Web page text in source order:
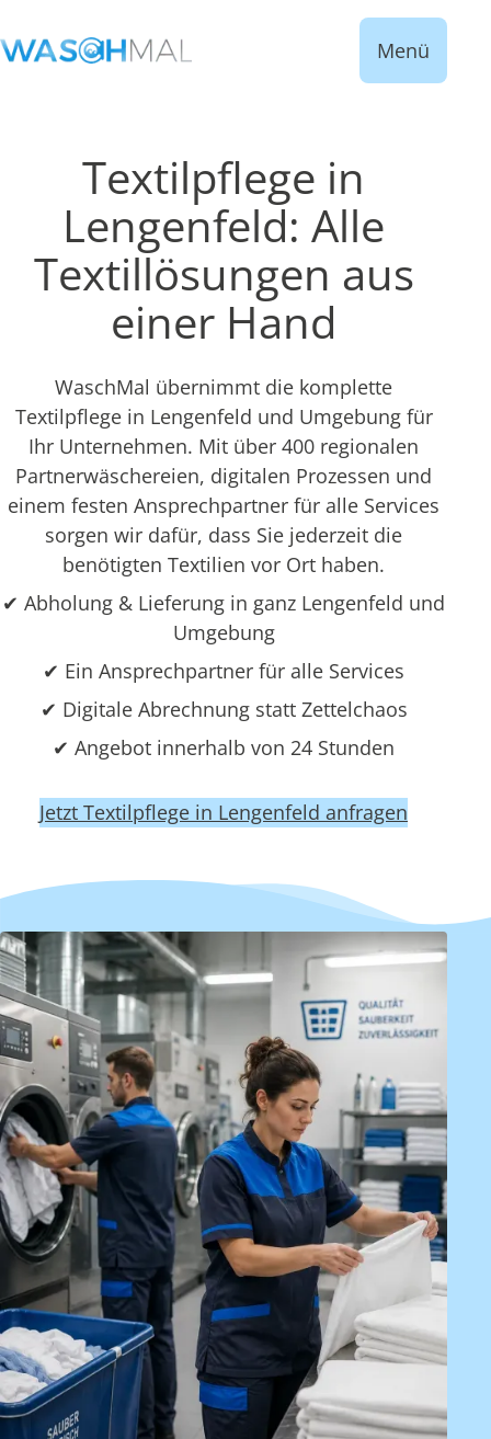
Menü
Textilpflege in
Lengenfeld: Alle
Textillösungen aus
einer Hand
WaschMal übernimmt die komplette
Textilpflege in Lengenfeld und Umgebung für
Ihr Unternehmen. Mit über 400 regionalen
Partnerwäschereien, digitalen Prozessen und
einem festen Ansprechpartner für alle Services
sorgen wir dafür, dass Sie jederzeit die
benötigten Textilien vor Ort haben.
✔ Abholung & Lieferung in ganz Lengenfeld und
Umgebung
✔ Ein Ansprechpartner für alle Services
✔ Digitale Abrechnung statt Zettelchaos
✔ Angebot innerhalb von 24 Stunden
Jetzt Textilpflege in Lengenfeld anfragen